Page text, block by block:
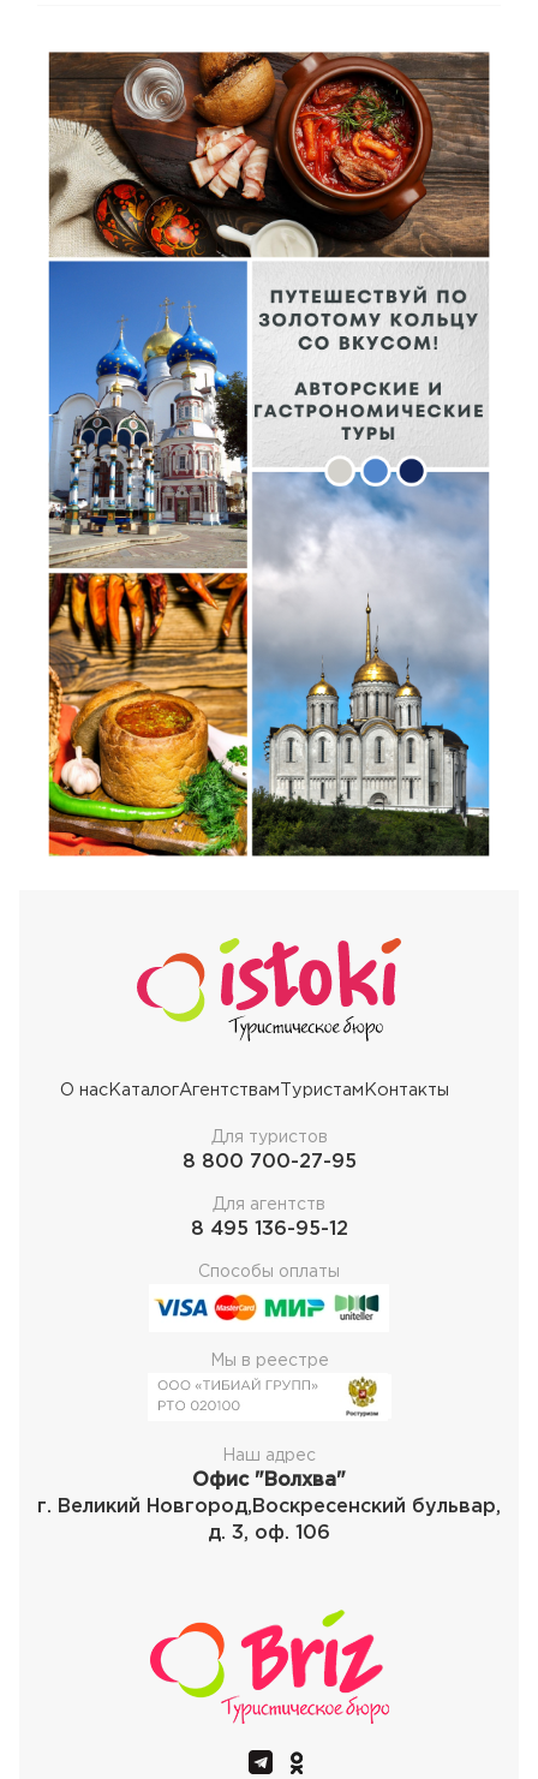
О насКаталогАгентствам Туристам Контакты
Для туристов
8 800 700-27-95
Для агентств
8 495 136-95-12
Способы оплаты
Мы в реестре
Наш адрес
Офис "Волхва"
г. Великий Новгород,Воскресенский бульвар,
д. 3, оф. 106